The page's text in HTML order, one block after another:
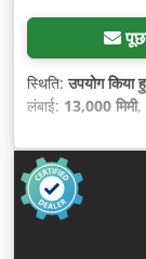
स्थिति:उपयोग किया
लंबाई: 13,000 मिमी,
उपकरण:एबीएस,